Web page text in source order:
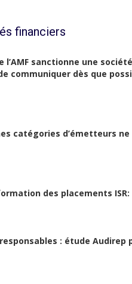
financiers
l’AMF sanctionne une
communiquer dès que
catégories d’émetteurs
des placements ISR:
: étude Audirep